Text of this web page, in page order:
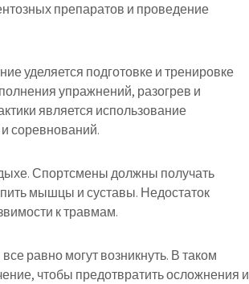
препаратов и проведение
уделяется подготовке и тренировке
упражнений, разогрев и
является использование
соревнований.
Спортсмены должны получать
мышцы и суставы. Недостаток
к травмам.
равно могут возникнуть. В таком
чтобы предотвратить осложнения и